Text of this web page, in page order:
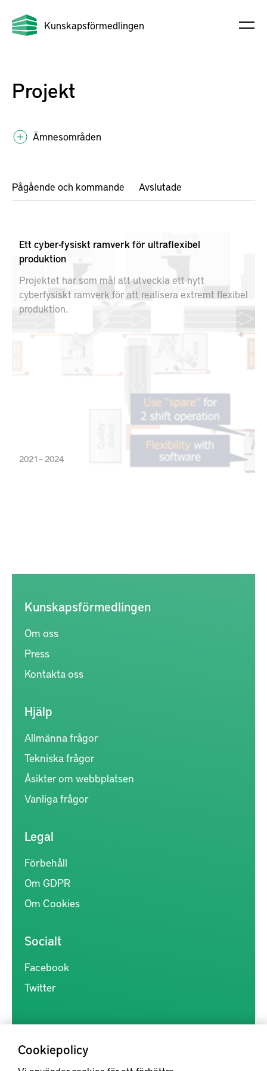
Kunskapsförmedlingen
Projekt
Ämnesområden
Pågående och kommande Avslutade
Ett cyber-fysiskt ramverk för ultraflexibel
produktion
Projektet har som mål att utveckla ett nytt
cyberfysiskt ramverk för att realisera extremt flexibel
produktion.
2021 – 2024
Cookiepolicy
Kunskapsförmedlingen
Om oss
Press
Kontakta oss
Hjälp
Allmänna frågor
Tekniska frågor
Åsikter om webbplatsen
Vanliga frågor
Legal
Förbehåll
Om GDPR
Om Cookies
Socialt
Facebook
Twitter